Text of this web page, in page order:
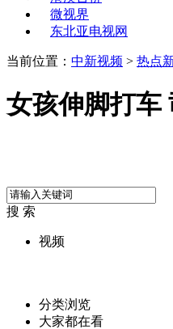
微视界
东北亚电视网
当前位置： 中新视频 > 热点
女孩伸脚打车
搜 索
视频
分类浏览
大家都在看